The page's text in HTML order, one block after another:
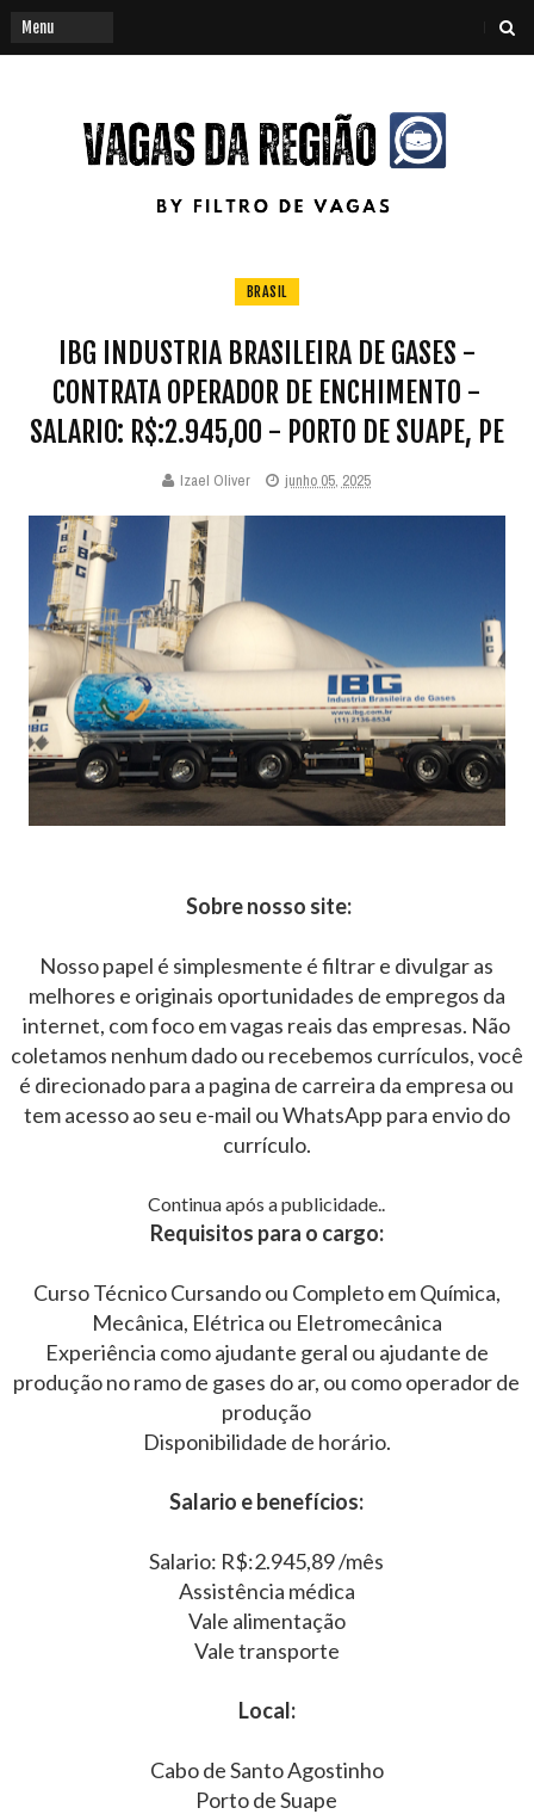
BRASIL
IBG INDUSTRIA BRASILEIRA DE GASES -
CONTRATA OPERADOR DE ENCHIMENTO -
SALARIO: R$:2.945,00 - PORTO DE SUAPE, PE
Izael Oliver junho 05, 2025
Sobre nosso site:
Nosso papel é simplesmente é filtrar e divulgar as
melhores e originais oportunidades de empregos da
internet, com foco em vagas reais das empresas. Não
coletamos nenhum dado ou recebemos currículos, você
é direcionado para a pagina de carreira da empresa ou
tem acesso ao seu e-mail ou WhatsApp para envio do
currículo.
Continua após a publicidade..
Requisitos para o cargo:
Curso Técnico Cursando ou Completo em Química,
Mecânica, Elétrica ou Eletromecânica
Experiência como ajudante geral ou ajudante de
produção no ramo de gases do ar, ou como operador de
produção
Disponibilidade de horário.
Salario e benefícios:
Salario: R$:2.945,89 /mês
Assistência médica
Vale alimentação
Vale transporte
Local:
Cabo de Santo Agostinho
Porto de Suape